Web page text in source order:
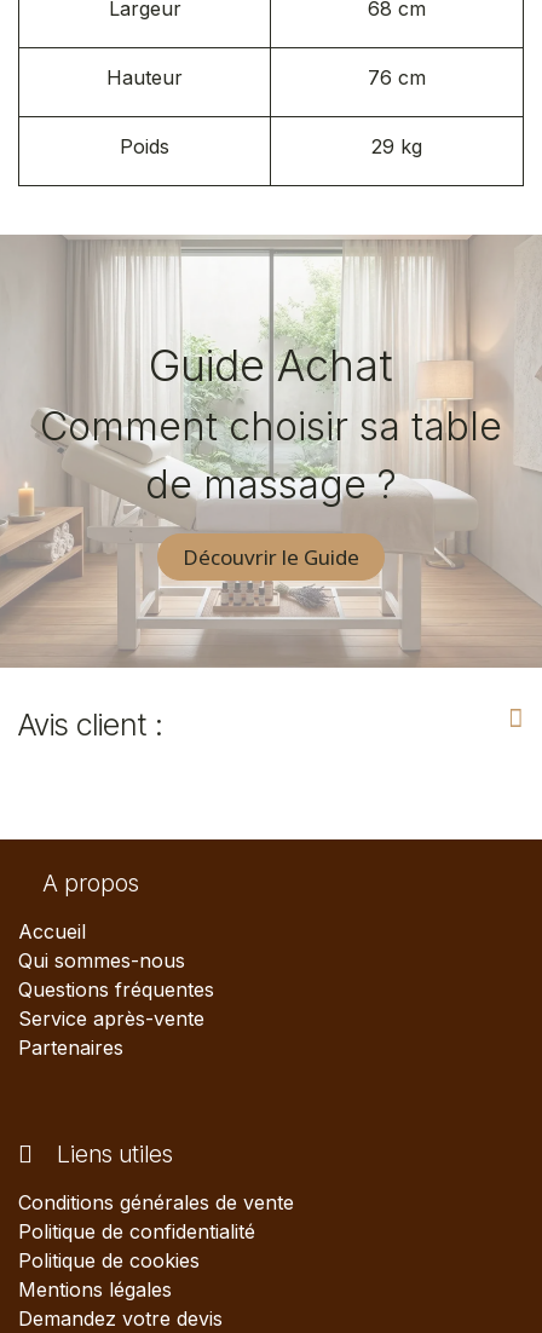
Largeur 68 cm
Hauteur 76 cm
Poids 29 kg
Guide Achat
Comment choisir sa table
de massage ?
Découvrir le Guide
Avis client :
A propos
Accueil
Qui sommes-nous
Questions fréquentes
Service après-vente
Partenaires
Liens utiles
Conditions générales de vente
Politique de confidentialité
Politique de cookies
Mentions légales
Demandez votre devis